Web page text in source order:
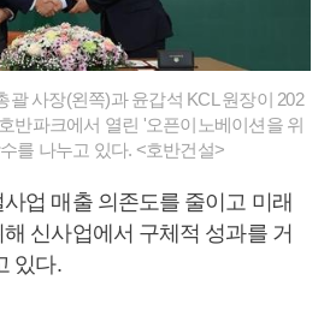
괄 사장(왼쪽)과 윤갑석 KCL 원장이 202
반파크에서 열린 '오픈이노베이션을 위
를 나누고 있다. <호반건설>
업 매출 의존도를 줄이고 미래
신사업에서 구체적 성과를 거
있다.